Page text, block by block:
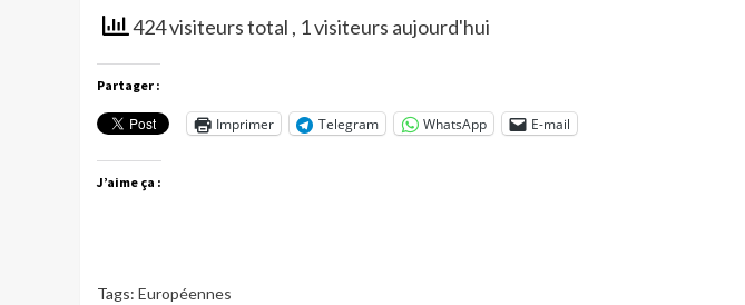
424 visiteurs total , 1 visiteurs aujourd'hui
Partager :
Imprimer Telegram WhatsApp E-mail
J’aime ça :
Tags: Européennes